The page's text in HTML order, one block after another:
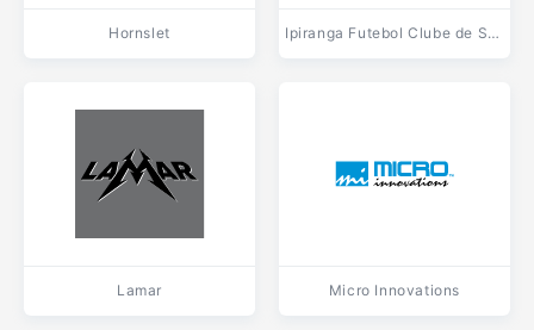
Hornslet Ipiranga Futebol Clube de Sao Lourenco da Mata PE
Lamar Micro Innovations